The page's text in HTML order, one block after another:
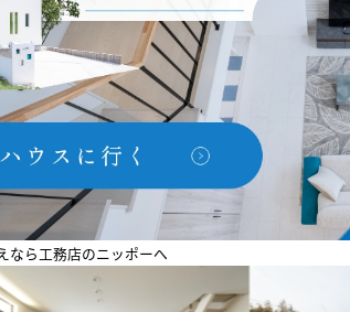
なら工務店のニッポーへ